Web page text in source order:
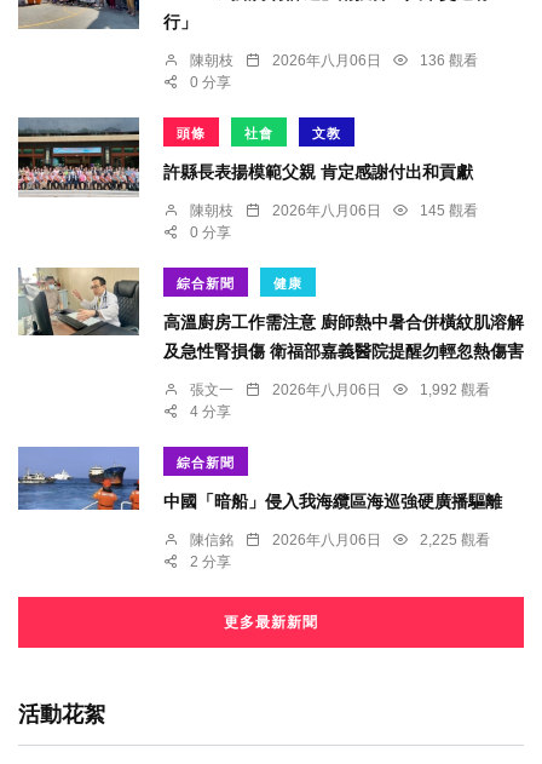
行」
陳朝枝 2026年八月06日
136 觀看
0 分享
頭條 社會 文教
許縣長表揚模範父親 肯定感謝付出和貢獻
陳朝枝 2026年八月06日
145 觀看
0 分享
綜合新聞 健康
高溫廚房工作需注意 廚師熱中暑合併橫紋肌溶解
及急性腎損傷 衛福部嘉義醫院提醒勿輕忽熱傷害
張文一 2026年八月06日
1,992 觀看
4 分享
綜合新聞
中國「暗船」侵入我海纜區海巡強硬廣播驅離
陳信銘 2026年八月06日
2,225 觀看
2 分享
更多最新新聞
活動花絮